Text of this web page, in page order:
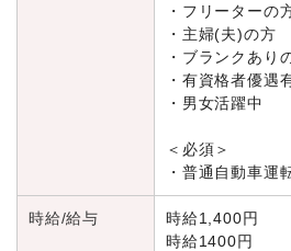
・フリーターの
・主婦(夫)の方
・ブランクあり
・有資格者優遇
・男女活躍中
＜必須＞
・普通自動車運
時給/給与
時給1,400円
時給1400円